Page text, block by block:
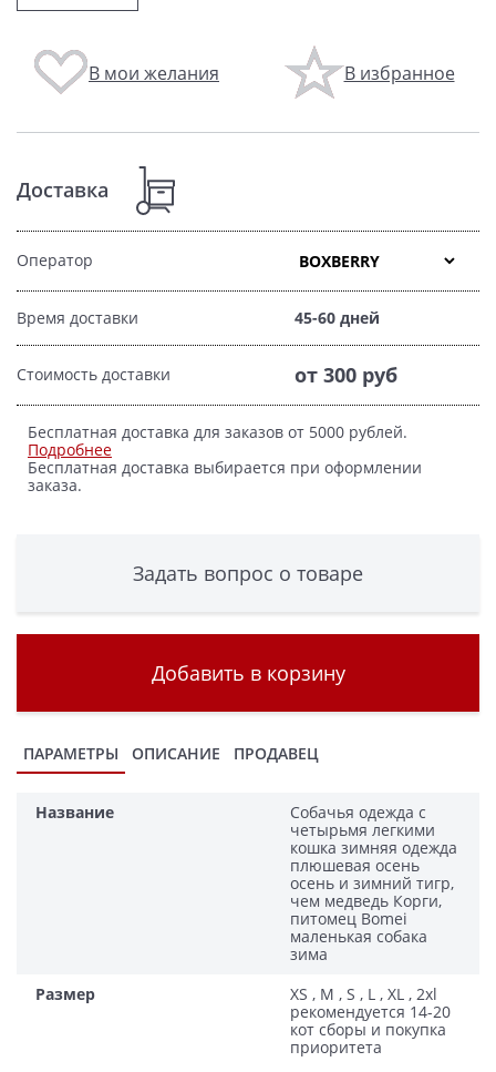
В мои желания В избранное
Доставка
Оператор
Время доставки 45-60 дней
Стоимость доставки от 300 руб
Бесплатная доставка для заказов от 5000 рублей.
Подробнее
Бесплатная доставка выбирается при оформлении
заказа.
Задать вопрос о товаре
Добавить в корзину
ПАРАМЕТРЫ ОПИСАНИЕ ПРОДАВЕЦ
Название
Собачья одежда с
четырьмя легкими
кошка зимняя одежда
плюшевая осень
осень и зимний тигр,
чем медведь Корги,
питомец Bomei
маленькая собака
зима
Размер
XS , M , S , L , XL , 2xl
рекомендуется 14-20
кот сборы и покупка
приоритета